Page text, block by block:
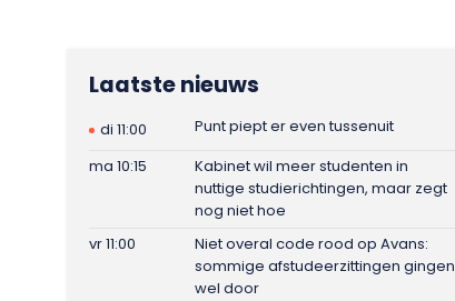
Laatste nieuws
di 11:00
Punt piept er even tussenuit
ma 10:15
Kabinet wil meer studenten in
nuttige studierichtingen, maar zegt
nog niet hoe
vr 11:00
Niet overal code rood op Avans:
sommige afstudeerzittingen gingen
wel door